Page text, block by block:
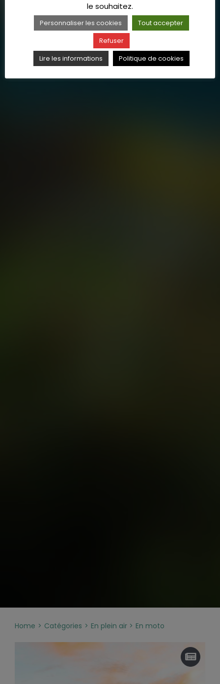
Home Catégories En plein air En moto
le souhaitez.
Personnaliser les cookies
Tout accepter
Refuser
Lire les informations
Politique de cookies